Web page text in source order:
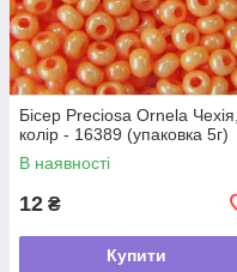
Бісер Preciosa Ornela Чехія,
колір - 16389 (упаковка 5г)
В наявності
12 ₴
Купити